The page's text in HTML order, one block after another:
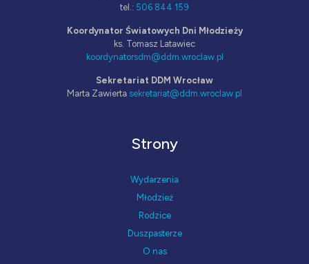
tel.: 506 844 159
Koordynator Światowych Dni Młodzieży
ks. Tomasz Latawiec
koordynatorsdm@ddm.wroclaw.pl
Sekretariat DDM Wrocław
Marta Zawierta sekretariat@ddm.wroclaw.pl
Strony
Wydarzenia
Młodzież
Rodzice
Duszpasterze
O nas